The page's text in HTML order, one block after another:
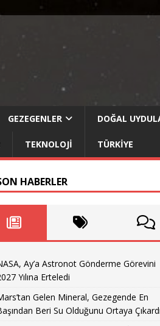
GEZEGENLER DOĞAL
TEKNOLOJI TÜRKIYE
HABERLER
Ay’a Astronot Gönderme Görevini
Yılına Erteledi
Gelen Mineral, Gezegende En
Beri Su Olduğunu Ortaya Çıkardı